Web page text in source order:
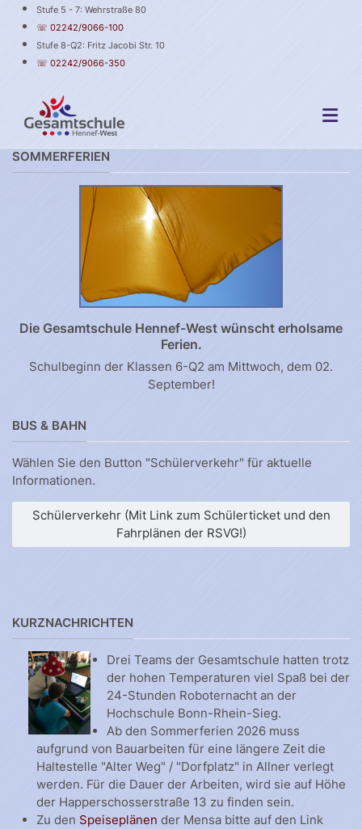
Stufe 5 - 7: Wehrstraße 80
☏ 02242/9066-100
Stufe 8-Q2: Fritz Jacobi Str. 10
☏ 02242/9066-350
SOMMERFERIEN
Die Gesamtschule Hennef-West wünscht erholsame
Ferien.
Schulbeginn der Klassen 6-Q2 am Mittwoch, dem 02.
September!
BUS & BAHN
Wählen Sie den Button "Schülerverkehr" für aktuelle
Informationen.
Schülerverkehr (Mit Link zum Schülerticket und den
Fahrplänen der RSVG!)
KURZNACHRICHTEN
Drei Teams der Gesamtschule hatten trotz
der hohen Temperaturen viel Spaß bei der
24-Stunden Roboternacht an der
Hochschule Bonn-Rhein-Sieg.
Ab den Sommerferien 2026 muss
aufgrund von Bauarbeiten für eine längere Zeit die
Haltestelle "Alter Weg" / "Dorfplatz" in Allner verlegt
werden. Für die Dauer der Arbeiten, wird sie auf Höhe
der Happerschosserstraße 13 zu finden sein.
Zu den Speiseplänen der Mensa bitte auf den Link